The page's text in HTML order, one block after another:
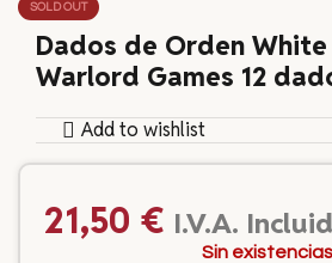
SOLD OUT
Dados de Orden
Warlord Games 12
Add to wishlist
21,50 € I.V.A.
Sin existencias